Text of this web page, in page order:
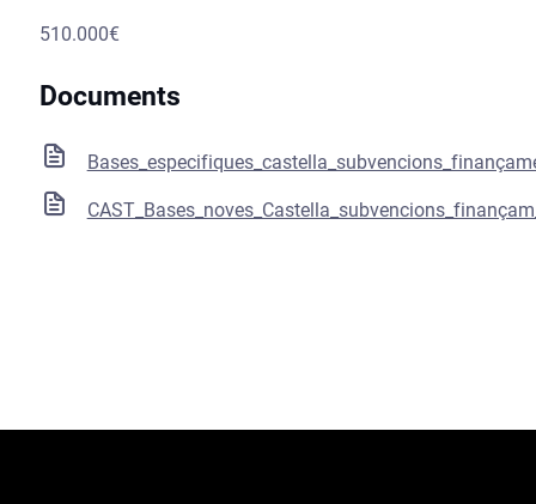
510.000€
Documents